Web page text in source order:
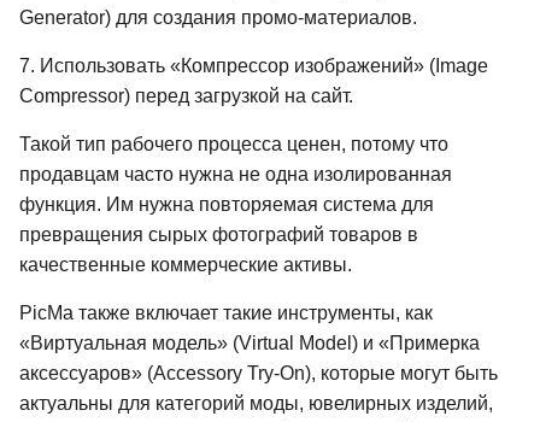
Generator) для создания промо-материалов.
7. Использовать «Компрессор изображений» (Image
Compressor) перед загрузкой на сайт.
Такой тип рабочего процесса ценен, потому что
продавцам часто нужна не одна изолированная
функция. Им нужна повторяемая система для
превращения сырых фотографий товаров в
качественные коммерческие активы.
PicMa также включает такие инструменты, как
«Виртуальная модель» (Virtual Model) и «Примерка
аксессуаров» (Accessory Try-On), которые могут быть
актуальны для категорий моды, ювелирных изделий,